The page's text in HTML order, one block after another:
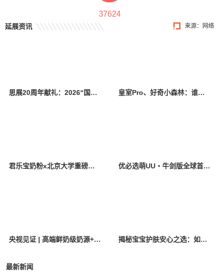
37624
来源：网络
延展资讯
思展20周年献礼：2026“国际儿童基础汉字认读大赛”报名正式开启 皇室Pro、好奇小森林：谁才是真正不勒胖宝宝肚子大腿的纸尿裤？
君乐宝奶粉x北京大学重磅成果发布：中国多民族母乳研究+临床实证双突破 优必选萌UU・牛剑版全球首发，打造AI时代育娃新标杆
央视见证 | 高端鲜奶级奶源+突破性IgG，优萃宝爱铸就国粉底气！ 揭秘宝宝护肤安心之选：如何用精简配方，兼顾功效与肤感？
最新新闻